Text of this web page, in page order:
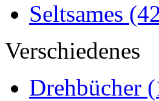
Seltsames
Verschiedenes
Drehbücher